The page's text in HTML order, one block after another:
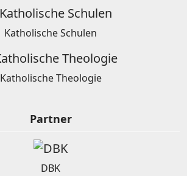
Katholische Schulen
Katholische Theologie
Partner
DBK